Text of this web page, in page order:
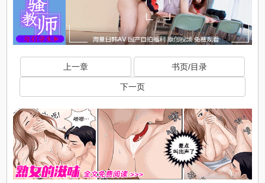
上一章 书页/目录
下一页